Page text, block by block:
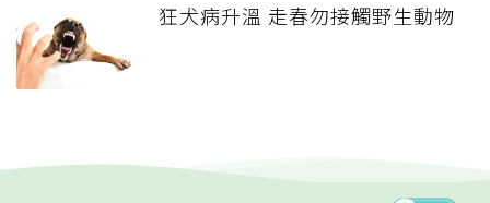
狂犬病升溫 走春勿接觸野生動物